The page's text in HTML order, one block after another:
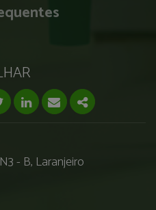
TwitterLinkedinEmail Share
- B, Laranjeiro